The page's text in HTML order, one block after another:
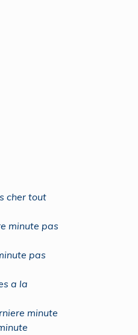
cher tout
minute pas
pas
a la
minute